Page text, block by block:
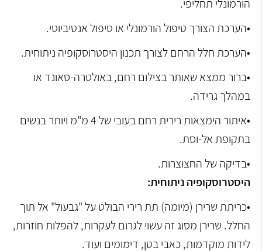
הורמונלי תחליפי.
•הערכת הצורך טיפול הורמונלי או טיפול אנטיביוטי.
•הערכת חלל הרחם לצורך תכנון היסטרוסקופיה ניתוחית.
•ברור ממצא שאותר בצילום רחם, באולטרה-סאונד או
במהלך גרידה.
•איתור הימצאות רירית רחם בעובי של 4 מ"מ ויותר בנשים
בתקופת אל-וסת.
•בדיקה של החצוצרות.
היסטרוסקופיה ניתוחית:
•כריתת שרירן (מיומה) תת רירי הבולט על "גבעול" אל תוך
החלל. שרירן מסוג זה עשוי לגרום לעקרות, להפלות חוזרות,
לידות מוקדמות, כאבי בטן, דימומים ועוד.